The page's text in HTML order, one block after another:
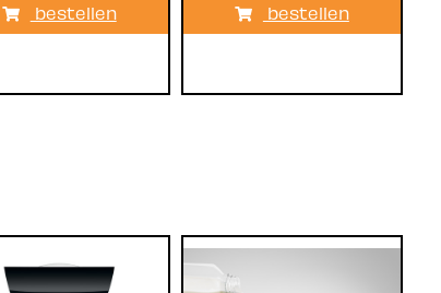
bestellen bestellen